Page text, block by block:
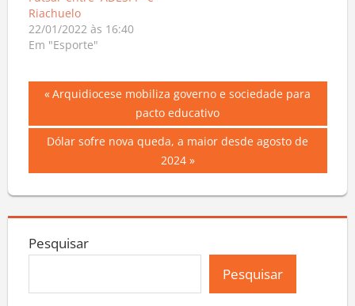
Riachuelo
22/01/2022 às 16:40
Em "Esporte"
Navegação
de
Previous
Arquidiocese mobiliza governo e sociedade para
pacto educativo
Next
Dólar sofre nova queda, a maior desde agosto de
2024
Pesquisar
Pesquisar